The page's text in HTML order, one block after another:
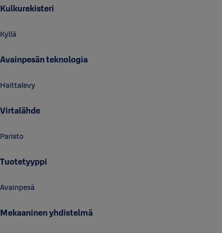
Kulkurekisteri
Kyllä
Avainpesän teknologia
Haittalevy
Virtalähde
Paristo
Tuotetyyppi
Avainpesä
Mekaaninen yhdistelmä